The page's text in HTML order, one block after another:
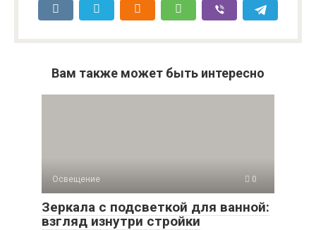
Вам также может быть интересно
Освещение 0
Зеркала с подсветкой для ванной:
взгляд изнутри стройки